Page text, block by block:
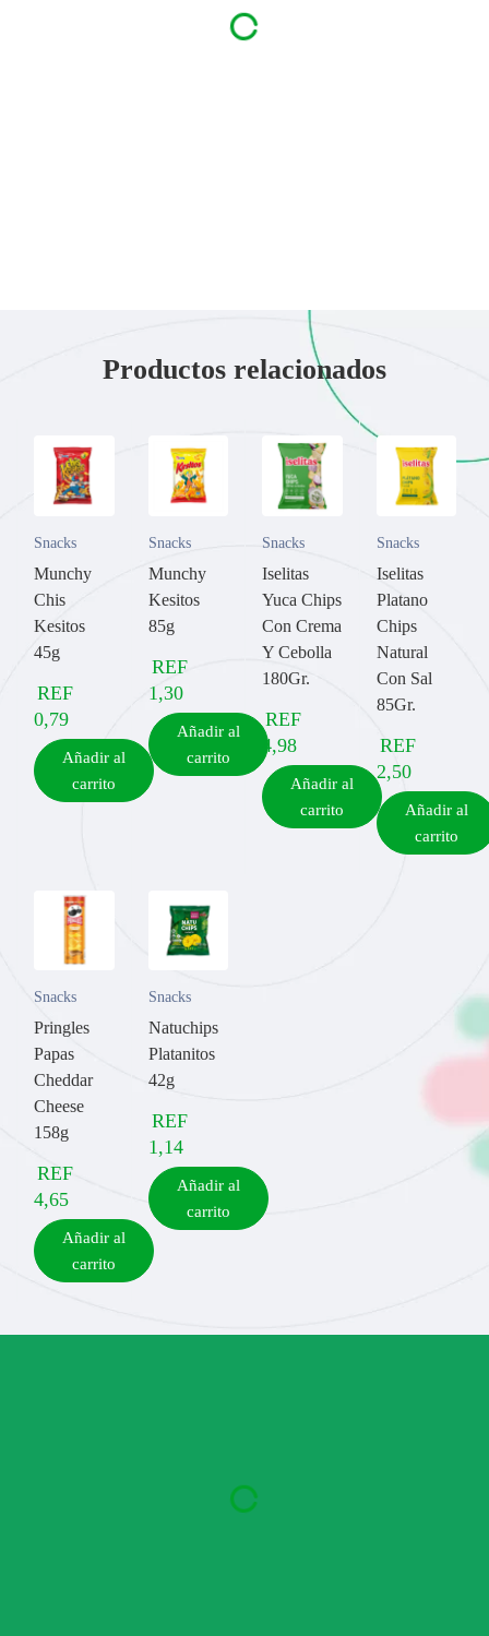
Productos relacionados
Snacks
Munchy
Chis
Kesitos
45g
REF
0,79
Añadir al
carrito
Snacks
Munchy
Kesitos
85g
REF
1,30
Añadir al
carrito
Snacks
Iselitas
Yuca Chips
Con Crema
Y Cebolla
180Gr.
REF
4,98
Añadir al
carrito
Snacks
Iselitas
Platano
Chips
Natural
Con Sal
85Gr.
REF
2,50
Añadir al
carrito
Snacks
Pringles
Papas
Cheddar
Cheese
158g
REF
4,65
Añadir al
carrito
Snacks
Natuchips
Platanitos
42g
REF
1,14
Añadir al
carrito